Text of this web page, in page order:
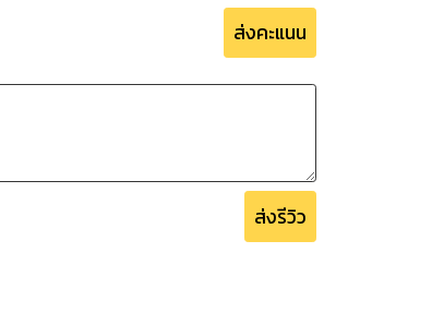
ส่งคะแนน
ส่งรีวิว